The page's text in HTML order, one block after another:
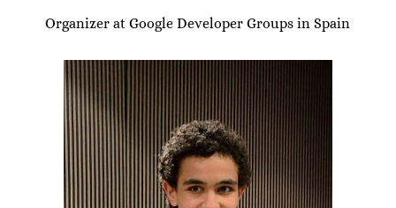
Organizer at Google Developer Groups in Spain